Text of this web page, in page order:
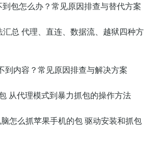
包怎么办？常见原因排查与替代方案
汇总 代理、直连、数据流、越狱四种方
到内容？常见原因排查与解决方案
从代理模式到暴力抓包的操作方法
怎么抓苹果手机的包 驱动安装和抓包